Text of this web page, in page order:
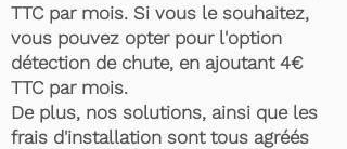
TTC par mois. Si vous le souhaitez,
vous pouvez opter pour l'option
détection de chute, en ajoutant 4€
TTC par mois.
De plus, nos solutions, ainsi que les
frais d'installation sont tous agréés